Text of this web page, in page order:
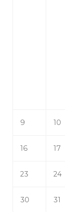
9 10
16 17
23 24
30 31